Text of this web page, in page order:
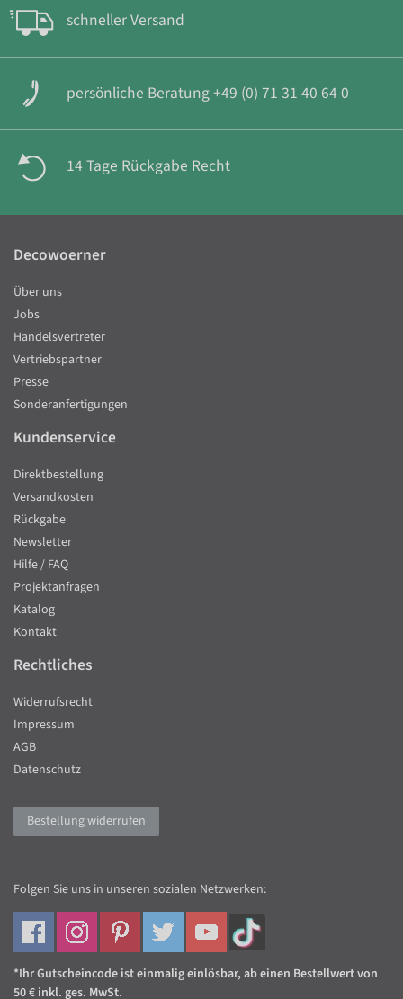
schneller Versand
persönliche Beratung +49 (0) 71 31 40 64 0
14 Tage Rückgabe Recht
Decowoerner
Über uns
Jobs
Handelsvertreter
Vertriebspartner
Presse
Sonderanfertigungen
Kundenservice
Direktbestellung
Versandkosten
Rückgabe
Newsletter
Hilfe / FAQ
Projektanfragen
Katalog
Kontakt
Rechtliches
Widerrufsrecht
Impressum
AGB
Datenschutz
Bestellung widerrufen
Folgen Sie uns in unseren sozialen Netzwerken:
*Ihr Gutscheincode ist einmalig einlösbar, ab einen Bestellwert von
50 € inkl. ges. MwSt.